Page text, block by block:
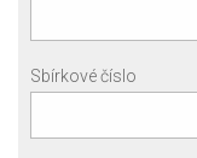
Sbírkové číslo